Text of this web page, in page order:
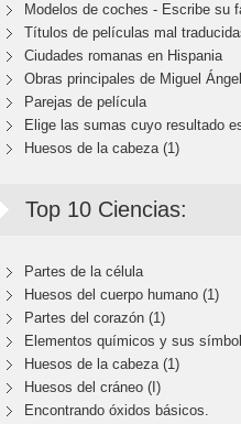
Modelos de coches - Escribe su
Títulos de películas mal
Ciudades romanas en Hispania
Obras principales de Miguel Ángel
Parejas de película
Elige las sumas cuyo resultado
Huesos de la cabeza (1)
Top 10 Ciencias:
Partes de la célula
Huesos del cuerpo humano (1)
Partes del corazón (1)
Elementos químicos y sus
Huesos de la cabeza (1)
Huesos del cráneo (I)
Encontrando óxidos básicos.